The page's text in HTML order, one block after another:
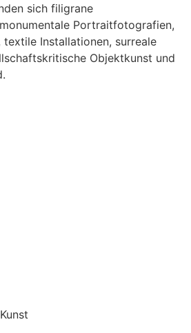
sich filigrane
Portraitfotografien,
Installationen, surreale
Objektkunst und